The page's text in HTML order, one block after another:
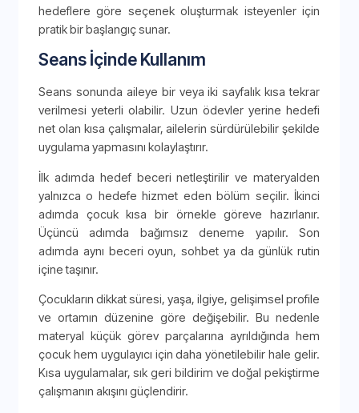
hedeflere göre seçenek oluşturmak isteyenler için
pratik bir başlangıç sunar.
Seans İçinde Kullanım
Seans sonunda aileye bir veya iki sayfalık kısa tekrar
verilmesi yeterli olabilir. Uzun ödevler yerine hedefi
net olan kısa çalışmalar, ailelerin sürdürülebilir şekilde
uygulama yapmasını kolaylaştırır.
İlk adımda hedef beceri netleştirilir ve materyalden
yalnızca o hedefe hizmet eden bölüm seçilir. İkinci
adımda çocuk kısa bir örnekle göreve hazırlanır.
Üçüncü adımda bağımsız deneme yapılır. Son
adımda aynı beceri oyun, sohbet ya da günlük rutin
içine taşınır.
Çocukların dikkat süresi, yaşa, ilgiye, gelişimsel profile
ve ortamın düzenine göre değişebilir. Bu nedenle
materyal küçük görev parçalarına ayrıldığında hem
çocuk hem uygulayıcı için daha yönetilebilir hale gelir.
Kısa uygulamalar, sık geri bildirim ve doğal pekiştirme
çalışmanın akışını güçlendirir.